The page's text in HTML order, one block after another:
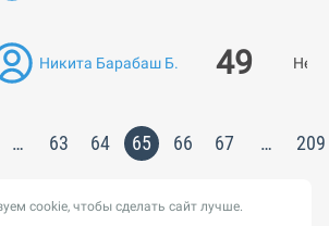
Никита Барабаш Б. 49 Нет
… 63 64 65 66 67 … 209
cookie, чтобы сделать сайт лучше.